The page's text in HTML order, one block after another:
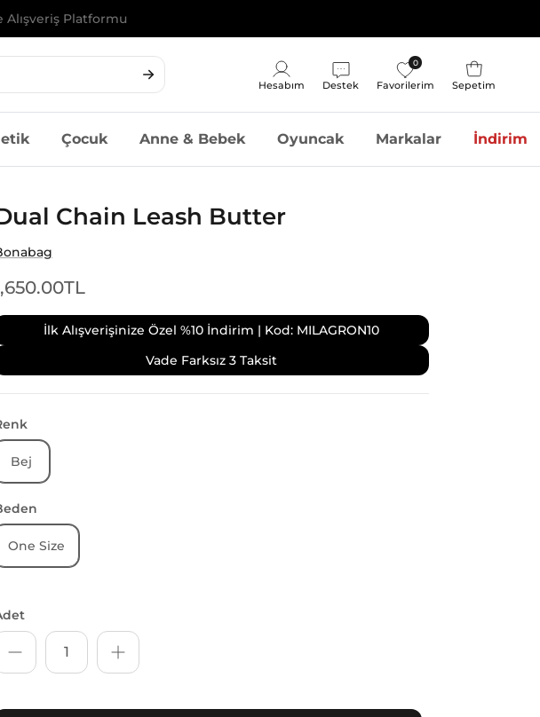
MILAGRON10
Hesabım Destek
0
Favorilerim
Sepet
Sepetim
Çocuk Anne & Bebek Oyuncak Markalar İndirim
Chain Leash Butter
İlk Alışverişinize Özel %10 İndirim | Kod: MILAGRON10
Vade Farksız 3 Taksit
One Size
Bej